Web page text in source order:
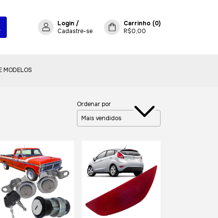
Login /
Cadastre-se
Carrinho (0)
R$0,00
MODELOS
Ordenar por